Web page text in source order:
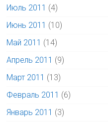
Июль 2011 (4)
Июнь 2011 (10)
Май 2011 (14)
Апрель 2011 (9)
Март 2011 (13)
Февраль 2011 (6)
Январь 2011 (3)